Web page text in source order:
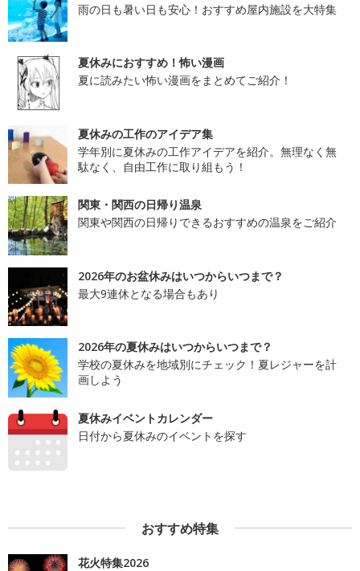
雨の日も暑い日も安心！おすすめ屋内施設を大特集
夏休みにおすすめ！怖い漫画
夏に読みたい怖い漫画をまとめてご紹介！
夏休みの工作のアイデア集
学年別に夏休みの工作アイデアを紹介。無理なく無
駄なく、自由工作に取り組もう！
関東・関西の日帰り温泉
関東や関西の日帰りできるおすすめの温泉をご紹介
2026年のお盆休みはいつからいつまで？
最大9連休となる場合もあり
2026年の夏休みはいつからいつまで？
学校の夏休みを地域別にチェック！夏レジャーを計
画しよう
夏休みイベントカレンダー
日付から夏休みのイベントを探す
おすすめ特集
花火特集2026